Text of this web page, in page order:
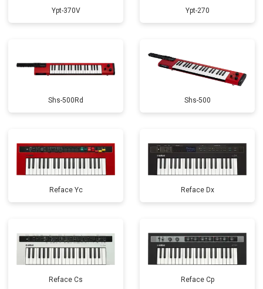
Ypt-370V Ypt-270
Shs-500Rd Shs-500
Reface Yc Reface Dx
Reface Cs Reface Cp